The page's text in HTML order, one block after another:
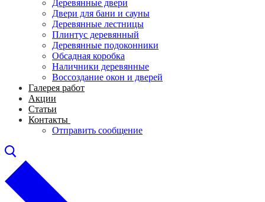
Деревянные двери
Двери для бани и сауны
Деревянные лестницы
Плинтус деревянный
Деревянные подоконники
Обсадная коробка
Наличники деревянные
Воссоздание окон и дверей
Галерея работ
Акции
Статьи
Контакты
Отправить сообщение